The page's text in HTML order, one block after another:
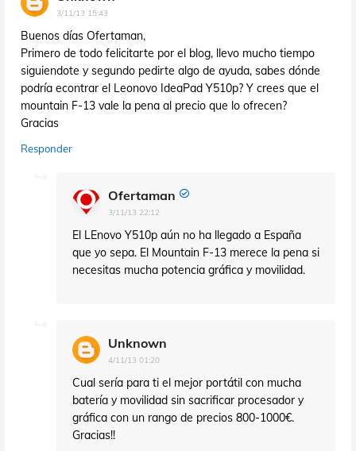
3/11/13 15:43
Buenos días Ofertaman,
Primero de todo felicitarte por el blog, llevo mucho tiempo
siguiendote y segundo pedirte algo de ayuda, sabes dónde
podría econtrar el Leonovo IdeaPad Y510p? Y crees que el
mountain F-13 vale la pena al precio que lo ofrecen?
Gracias
Responder
Ofertaman
3/11/13 22:12
El LEnovo Y510p aún no ha llegado a España
que yo sepa. El Mountain F-13 merece la pena si
necesitas mucha potencia gráfica y movilidad.
Unknown
4/11/13 01:20
Cual sería para ti el mejor portátil con mucha
batería y movilidad sin sacrificar procesador y
gráfica con un rango de precios 800-1000€.
Gracias!!